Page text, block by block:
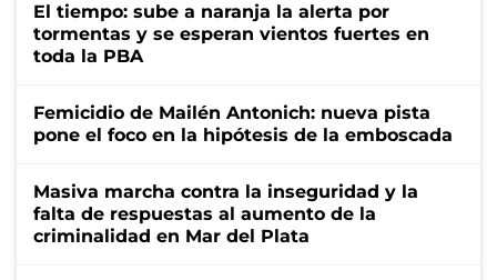
El tiempo: sube a naranja la alerta por
tormentas y se esperan vientos fuertes en
toda la PBA
Femicidio de Mailén Antonich: nueva pista
pone el foco en la hipótesis de la emboscada
Masiva marcha contra la inseguridad y la
falta de respuestas al aumento de la
criminalidad en Mar del Plata